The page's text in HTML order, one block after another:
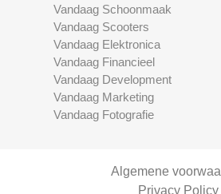
Vandaag Schoonmaak
Vandaag Scooters
Vandaag Elektronica
Vandaag Financieel
Vandaag Development
Vandaag Marketing
Vandaag Fotografie
Algemene
Privacy Policy